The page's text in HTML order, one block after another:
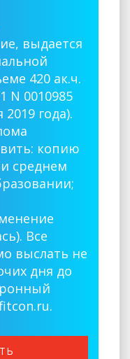
выдается
420 ак.ч.
N 0010985
2019 года).
копию
среднем
Все
выслать не
дня до